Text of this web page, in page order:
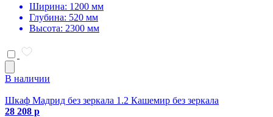
Ширина: 1200 мм
Глубина: 520 мм
Высота: 2300 мм
В наличии
Шкаф Мадрид без зеркала 1.2 Кашемир без зеркала
28 208 р